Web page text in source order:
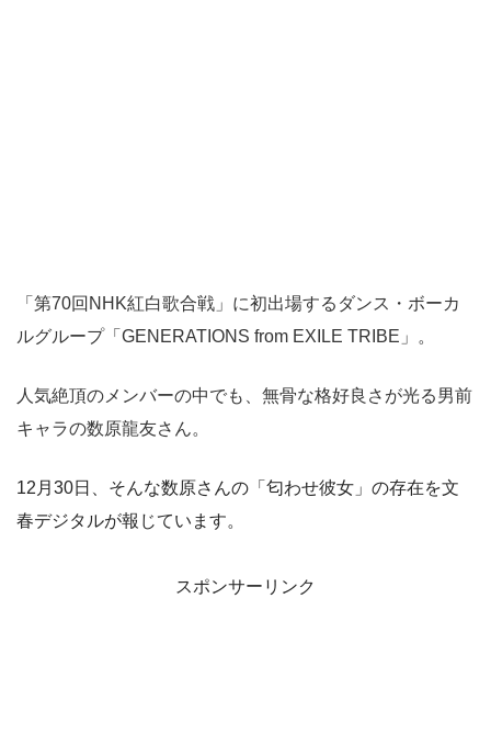
「第70回NHK紅白歌合戦」に初出場するダンス・ボーカ
ルグループ「GENERATIONS from EXILE TRIBE」。
人気絶頂のメンバーの中でも、無骨な格好良さが光る男前
キャラの数原龍友さん。
12月30日、そんな数原さんの「匂わせ彼女」の存在を文
春デジタルが報じています。
スポンサーリンク